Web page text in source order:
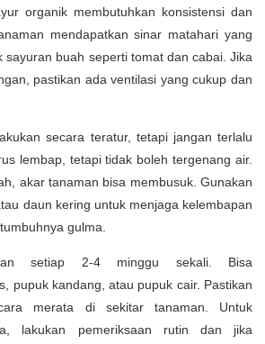
organik membutuhkan konsistensi dan
mendapatkan sinar matahari yang
sayuran buah seperti tomat dan cabai. Jika
pastikan ada ventilasi yang cukup dan
secara teratur, tetapi jangan terlalu
lembap, tetapi tidak boleh tergenang air.
akar tanaman bisa membusuk. Gunakan
daun kering untuk menjaga kelembapan
gulma.
setiap 2-4 minggu sekali. Bisa
pupuk kandang, atau pupuk cair. Pastikan
merata di sekitar tanaman. Untuk
lakukan pemeriksaan rutin dan jika